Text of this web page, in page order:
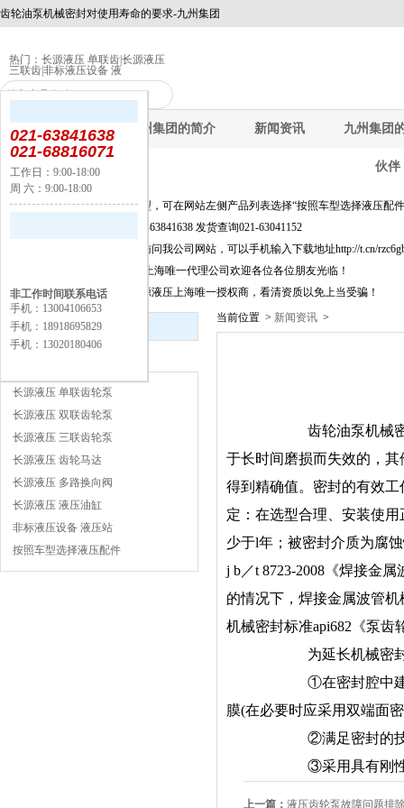
齿轮油泵机械密封对使用寿命的要求-九州集团
热门： 长源液压 单联齿长源液压
三联齿非标液压设备 液
九州集团 九州集团的简介 新闻资讯 九州集团
伙伴
公告：快速选择产品及新品选型，可在网站左侧产品列表选择“按照车型选择液压配
询价选型及信息咨询021-63841638 发货查询021-63041152
为方便移动端上网客户访问我公司网站，可以手机输入下载地址http://t.cn/
长源液压股份有限公司,上海唯一代理公司欢迎各位各位朋友光临！
上海闵丰工业器材是长源液压上海唯一授权商，看清资质以免上当受骗！
新闻资讯
长源液压 单联齿轮泵
长源液压 双联齿轮泵
长源液压 三联齿轮泵
长源液压 齿轮马达
长源液压 多路换向阀
长源液压 液压油缸
非标液压设备 液压站
按照车型选择液压配件
当前位置 > 新闻资讯 >
齿轮油泵机械
于长时间磨损而失效的，
得到精确值。密封的有效工
定：在选型合理、安装使
少于l年；被密封介质为腐
j b／t 8723-2008《焊接金
的情况下，焊接金属波管
机械密封标准api682《泵齿
为延长机械密
①在密封腔中
膜(在必要时应采用双端面
②满足密封的
③采用具有刚
上一篇：液压齿轮泵故障问题排
021-63841638
021-68816071
工作日：9:00-18:00
周 六：9:00-18:00
非工作时间联系电话
手机：13004106653
手机：18918695829
手机：13020180406